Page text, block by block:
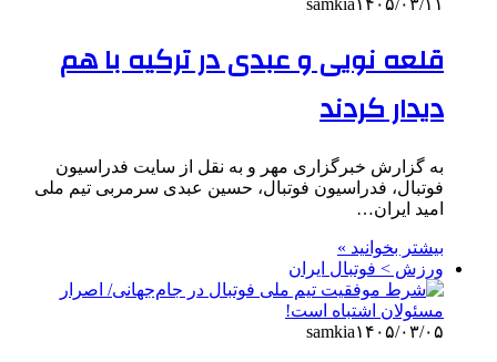
قلعه نویی و عبدی در ترکیه با هم
دیدار کردند
به گزارش خبرگزاری مهر و به نقل از سایت فدراسیون
فوتبال، فدراسیون فوتبال، حسین عبدی سرمربی تیم ملی
امید ایران…
بیشتر بخوانید »
ورزش > فوتبال ایران
samkia۱۴۰۵/۰۳/۰۵